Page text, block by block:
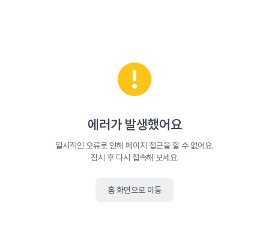
에러가 발생했어요
일시적인 오류로 인해 페이지 접근을 할 수 없어요.
잠시 후 다시 접속해 보세요.
홈 화면으로 이동